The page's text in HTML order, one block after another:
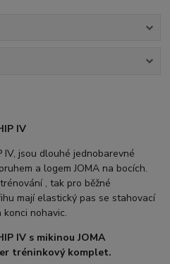
IV
IV, jsou dlouhé jednobarevné
a logem JOMA na bocích.
, tak pro běžné
mají elastický pas se stahovací
nohavic.
IV s mikinou JOMA
tréninkový komplet.